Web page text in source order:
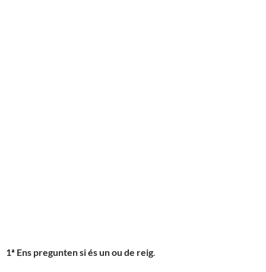
1ª Ens pregunten si és un ou de reig.